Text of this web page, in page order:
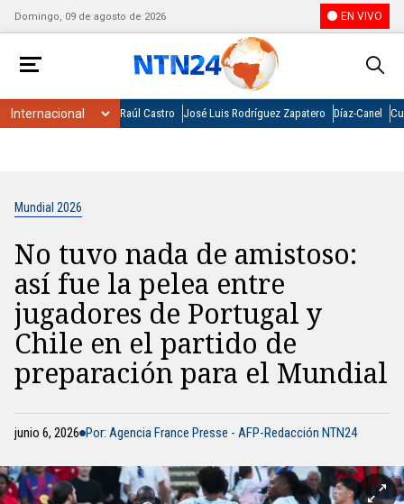
Domingo, 09 de agosto de 2026 EN VIVO
Raúl Castro José Luis Rodríguez Zapatero Díaz-Canel
Mundial 2026
No tuvo nada de amistoso:
así fue la pelea entre
jugadores de Portugal y
Chile en el partido de
preparación para el Mundial
junio 6, 2026 Por: Agencia France Presse - AFP-Redacción NTN24